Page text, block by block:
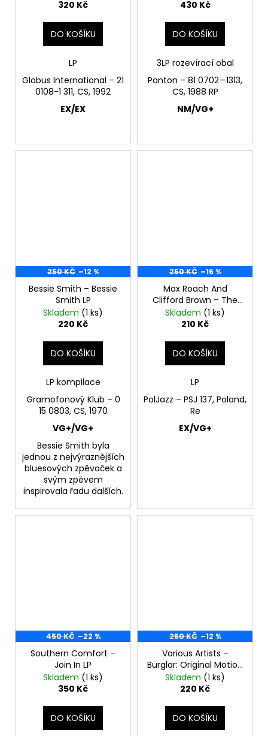
320 Kč
DO KOŠÍKU
LP
Globus International ‎– 21
0108-1 311, CS, 1992
EX/EX
430 Kč
DO KOŠÍKU
3LP rozevírací obal
Panton ‎– 81 0702—1313,
CS, 1988 RP
NM/VG+
250 KČ –12 %
Bessie Smith – Bessie
Smith LP
Skladem (1 ks)
220 Kč
DO KOŠÍKU
LP kompilace
Gramofonový Klub ‎– 0
15 0803, CS, 1970
VG+/VG+
Bessie Smith byla
jednou z nejvýraznějších
bluesových zpěvaček a
svým zpěvem
inspirovala řadu dalších.
250 KČ –16 %
Max Roach And
Clifford Brown ‎– The
Best Of Max Roach
And Clifford Brown In
Skladem (1 ks)
210 Kč
DO KOŠÍKU
LP
PolJazz ‎– PSJ 137, Poland,
Re
EX/VG+
450 KČ –22 %
Southern Comfort ‎–
Join In LP
Skladem (1 ks)
350 Kč
DO KOŠÍKU
250 KČ –12 %
Various ‎Artists –
Burglar: Original Motion
Picture Soundtrack LP
Skladem (1 ks)
220 Kč
DO KOŠÍKU